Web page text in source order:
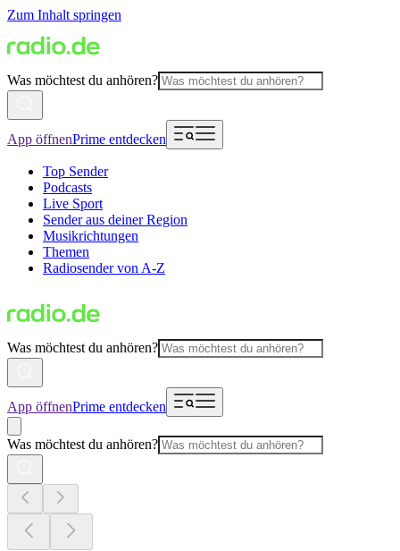
Zum Inhalt springen
Was möchtest du anhören?
App öffnenPrime entdecken
Top Sender
Podcasts
Live Sport
Sender aus deiner Region
Musikrichtungen
Themen
Radiosender von A-Z
Was möchtest du anhören?
App öffnenPrime entdecken
Was möchtest du anhören?